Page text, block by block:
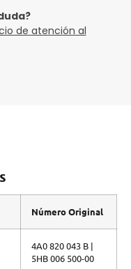
de atención al
Número Original
4A0 820 043 B |
5HB 006 500-00